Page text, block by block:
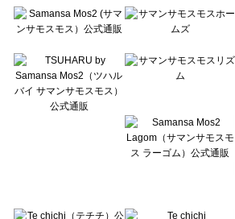
Te chichi（テチチ）のトップス一覧
Te chichi CLASSIC（テチチ クラシック）のトップス一覧
Lugnoncure（ルノンキュール）のトップス一覧
BETTY'S BLUE（べティーズブルー）のトップス一覧
Wpc.（ワールドパーティー）のトップス一覧